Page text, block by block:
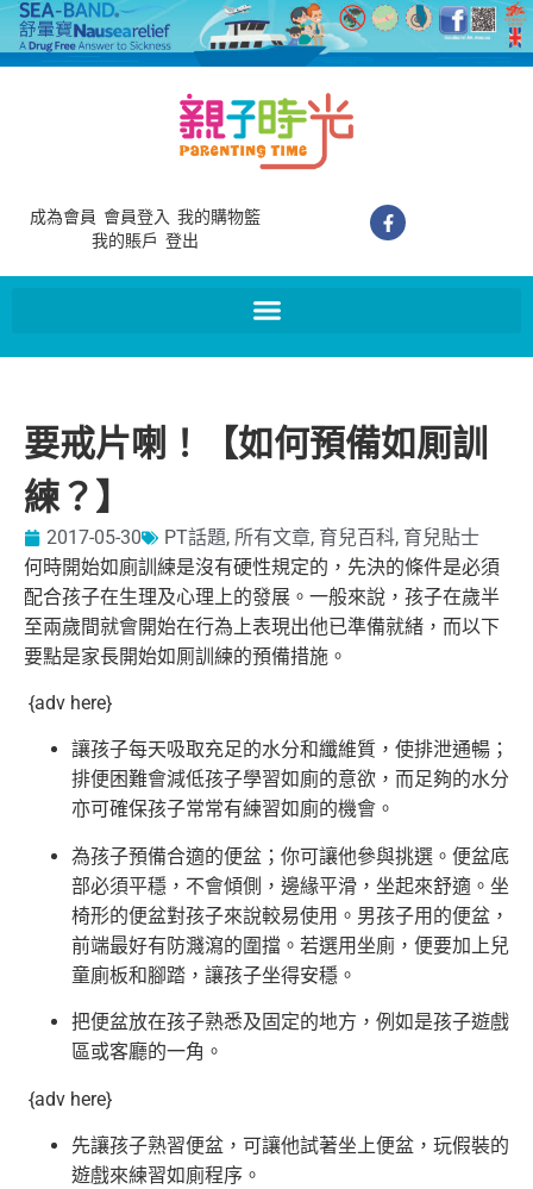
成為會員 會員登入 我的購物籃
我的賬戶 登出
要戒片喇！【如何預備如厠訓
練？】
2017-05-30 PT話題, 所有文章, 育兒百科, 育兒貼士
何時開始如廁訓練是沒有硬性規定的， 先決的條件是必須
配合孩子在生理及心理上的發展。一般來說， 孩子在歲半
至兩歲間就會開始在行為上表現出他已準備就緒， 而以下
要點是家長開始如厠訓練的預備措施。
{adv here}
讓孩子每天吸取充足的水分和纖維質，使排泄通暢；
排便困難會減低孩子學習如廁的意欲， 而足夠的水分
亦可確保孩子常常有練習如廁的機會。
為孩子預備合適的便盆；你可讓他參與挑選。便盆底
部必須平穩， 不會傾側，邊緣平滑，坐起來舒適。 坐
椅形的便盆對孩子來說較易使用。男孩子用的便盆，
前端最好有防濺瀉的圍擋。若選用坐廁，便要加上兒
童廁板和腳踏， 讓孩子坐得安穩。
把便盆放在孩子熟悉及固定的地方， 例如是孩子遊戲
區或客廳的一角。
{adv here}
先讓孩子熟習便盆，可讓他試著坐上便盆， 玩假裝的
遊戲來練習如廁程序。